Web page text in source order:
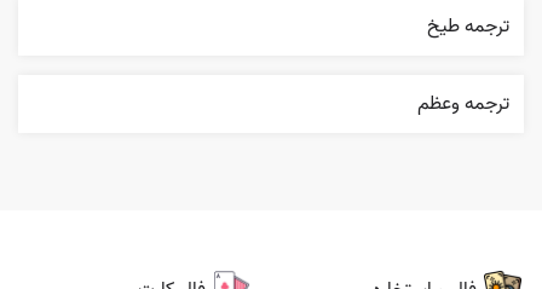
ترجمه طيخ
ترجمه وعظم